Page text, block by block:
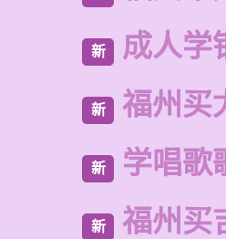
新 成人学
新 福州买
新 学唱歌
新 福州买